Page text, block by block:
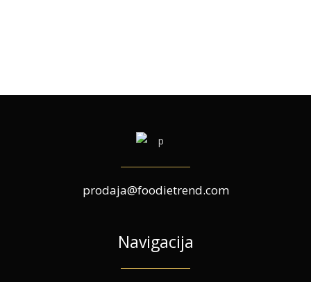
prodaja@foodietrend.com
Navigacija